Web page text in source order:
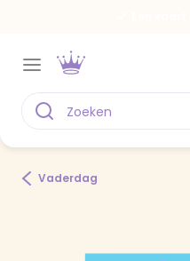
Vaderdag